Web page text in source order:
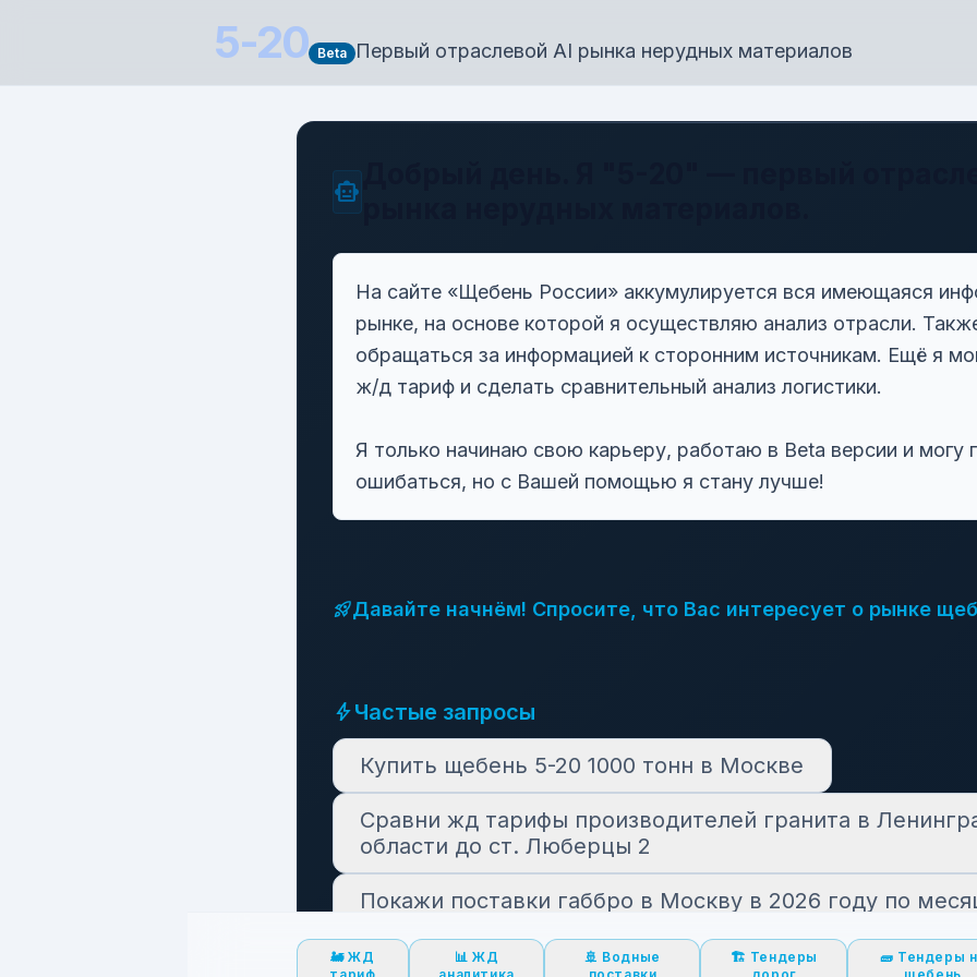
5-20 Beta Первый отраслевой AI рынка нерудных материалов
smart_toy
Добрый день. Я "5-20" — первый
рынка нерудных материалов.
На сайте «Щебень России» аккумулируется вся имеющаяся
рынке, на основе которой я осуществляю анализ отрасли.
обращаться за информацией к сторонним источникам. Ещё я
ж/д тариф и сделать сравнительный анализ логистики.
Я только начинаю свою карьеру, работаю в Beta версии и могу
ошибаться, но с Вашей помощью я стану лучше!
rocket_launchДавайте начнём! Спросите, что Вас интересует о рынке
boltЧастые запросы
Купить щебень 5-20 1000 тонн в Москве
Сравни жд тарифы производителей гранита в
области до ст. Люберцы 2
Покажи поставки габбро в Москву в 2026 году по
Сколько тендеров на нерудные материалы было
🚂 ЖД
📊 ЖД
🚢 Водные
🏗️ Тендеры
🧱 Тендеры